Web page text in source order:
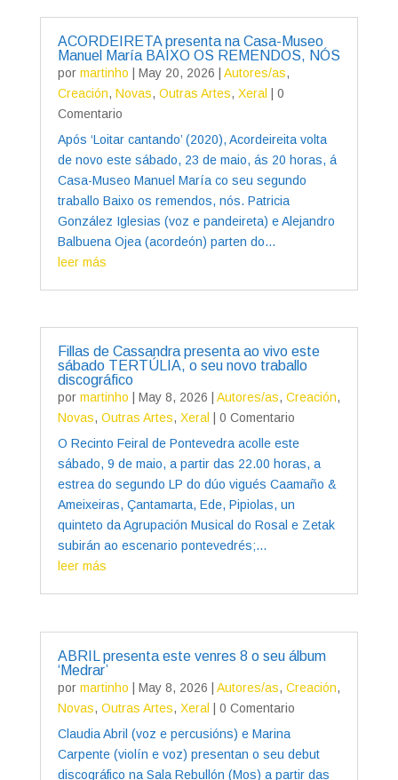
ACORDEIRETA presenta na Casa-Museo
Manuel María BAIXO OS REMENDOS, NÓS
por martinho May 20, 2026 Autores/as,
Creación, Novas, Outras Artes, Xeral
| 0
Comentario
Após ‘Loitar cantando’ (2020), Acordeireita volta
de novo este sábado, 23 de maio, ás 20 horas, á
Casa-Museo Manuel María co seu segundo
traballo Baixo os remendos, nós. Patricia
González Iglesias (voz e pandeireta) e Alejandro
Balbuena Ojea (acordeón) parten do...
leer más
Fillas de Cassandra presenta ao vivo este
sábado TERTÚLIA, o seu novo traballo
discográfico
por martinho May 8, 2026 Autores/as, Creación,
Novas, Outras Artes, Xeral
| 0 Comentario
O Recinto Feiral de Pontevedra acolle este
sábado, 9 de maio, a partir das 22.00 horas, a
estrea do segundo LP do dúo vigués Caamaño &
Ameixeiras, Çantamarta, Ede, Pipiolas, un
quinteto da Agrupación Musical do Rosal e Zetak
subirán ao escenario pontevedrés;...
leer más
ABRIL presenta este venres 8 o seu álbum
‘Medrar’
por martinho May 8, 2026 Autores/as, Creación,
Novas, Outras Artes, Xeral
| 0 Comentario
Claudia Abril (voz e percusións) e Marina
Carpente (violín e voz) presentan o seu debut
discográfico na Sala Rebullón (Mos) a partir das